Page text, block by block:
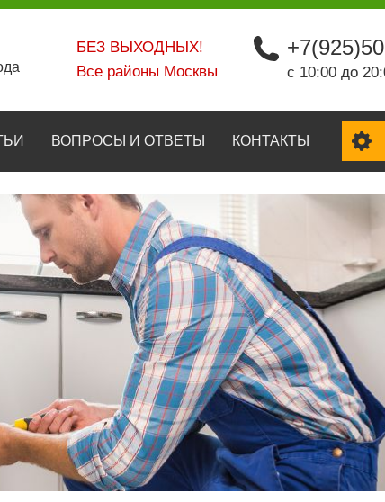
БЕЗ ВЫХОДНЫХ!
Все районы Москвы
с 10:00 до
ВОПРОСЫ И ОТВЕТЫ КОНТАКТЫ